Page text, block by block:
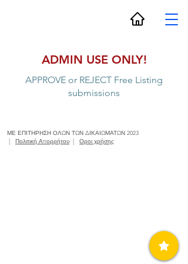
ADMIN USE ONLY!
APPROVE or REJECT Free Listing
submissions
ΜΕ ΕΠΙΤΗΡΗΣΗ ΟΛΩΝ ΤΩΝ ΔΙΚΑΙΩΜΑΤΩΝ 2023
| Πολιτική Απορρήτου | Οροι χρήσης